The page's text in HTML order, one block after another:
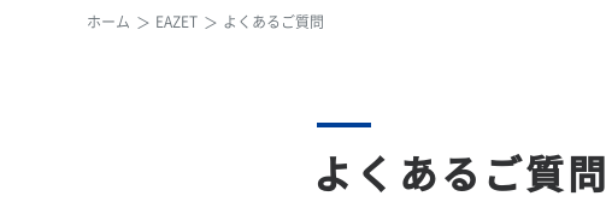
ホーム EAZET よくあるご質問
よくあるご質問